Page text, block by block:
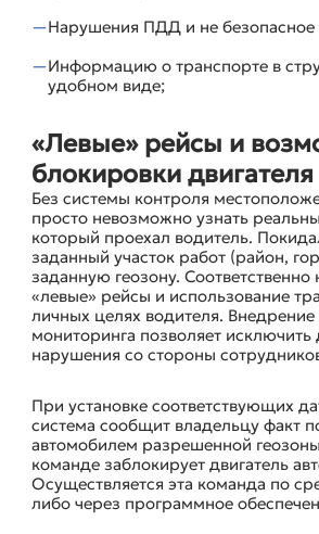
Нарушения ПДД и не
Информацию о транспорте в
удобном виде;
«Левые» рейсы и
блокировки двигателя
Без системы контроля
просто невозможно узнать
который проехал водитель.
заданный участок работ (район,
заданную геозону.
«левые» рейсы и использование
личных целях водителя.
мониторинга позволяет исключить
нарушения со стороны
При установке соответствующих
система сообщит владельцу факт
автомобилем разрешенной
команде заблокирует двигатель
Осуществляется эта команда по
либо через программное